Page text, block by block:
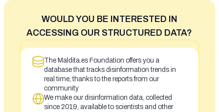
WOULD YOU BE INTERESTED IN
ACCESSING OUR STRUCTURED DATA?
The Maldita.es Foundation offers you a
database that tracks disinformation trends in
real time, thanks to the reports from our
community
We make our disinformation data, collected
since 2019, available to scientists and other